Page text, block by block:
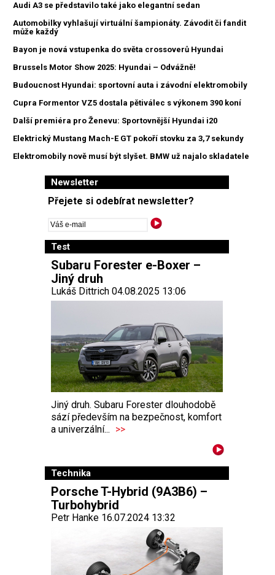
Audi A3 se představilo také jako elegantní sedan
Automobilky vyhlašují virtuální šampionáty. Závodit či fandit
může každý
Bayon je nová vstupenka do světa crossoverů Hyundai
Brussels Motor Show 2025: Hyundai – Odvážně!
Budoucnost Hyundai: sportovní auta i závodní elektromobily
Cupra Formentor VZ5 dostala pětiválec s výkonem 390 koní
Další premiéra pro Ženevu: Sportovnější Hyundai i20
Elektrický Mustang Mach-E GT pokoří stovku za 3,7 sekundy
Elektromobily nově musí být slyšet. BMW už najalo skladatele
Newsletter
Přejete si odebírat newsletter?
Test
Subaru Forester e-Boxer –
Jiný druh
Lukáš Dittrich 04.08.2025 13:06
Jiný druh. Subaru Forester dlouhodobě
sází především na bezpečnost, komfort
a univerzální... >>
Technika
Porsche T-Hybrid (9A3B6) –
Turbohybrid
Petr Hanke 16.07.2024 13:32